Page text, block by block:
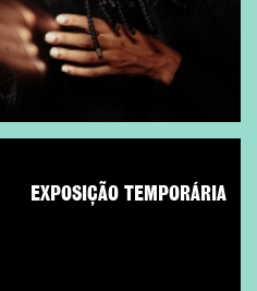
EXPOSIÇÃO TEMPORÁRIA